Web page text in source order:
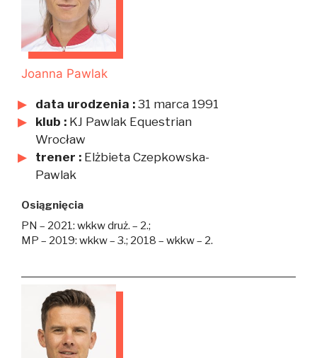
Joanna Pawlak
data urodzenia : 31 marca 1991
klub : KJ Pawlak Equestrian
Wrocław
trener : Elżbieta Czepkowska-
Pawlak
Osiągnięcia
PN – 2021: wkkw druż. – 2.;
MP – 2019: wkkw – 3.; 2018 – wkkw – 2.